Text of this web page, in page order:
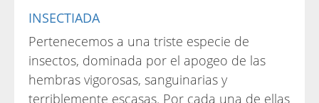
INSECTIADA
Pertenecemos a una triste especie de
insectos, dominada por el apogeo de las
hembras vigorosas, sanguinarias y
terriblemente escasas. Por cada una de ellas